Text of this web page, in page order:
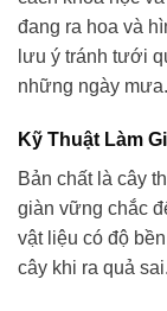
đang ra hoa và
lưu ý tránh tưới
những ngày mưa.
Kỹ Thuật Làm
Bản chất là cây
giàn vững chắc
vật liệu có độ
cây khi ra quả sai.